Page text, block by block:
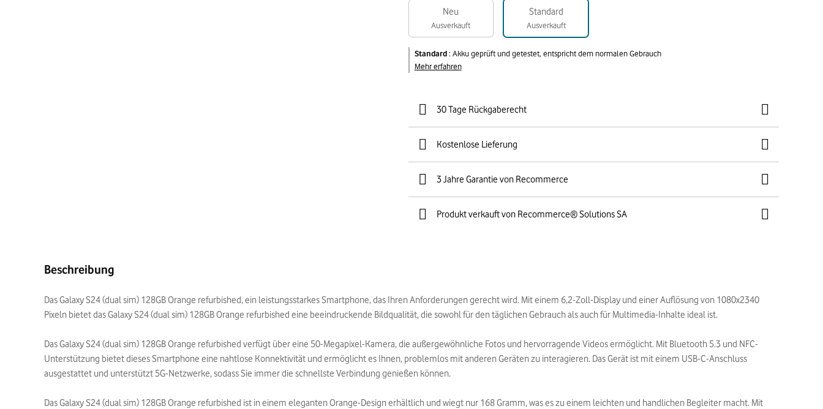
Neu
Ausverkauft
Standard
Ausverkauft
Standard: Akku geprüft und getestet, entspricht dem normalen Gebrauch
Mehr erfahren
30 Tage Rückgaberecht
Kostenlose Lieferung
3 Jahre Garantie von Recommerce
Produkt verkauft von Recommerce® Solutions SA
Beschreibung
Das Galaxy S24 (dual sim) 128GB Orange refurbished, ein leistungsstarkes Smartphone, das Ihren Anforderungen gerecht wird. Mit einem 6,2-Zoll-Display und einer Auflösung von 1080x2340
Pixeln bietet das Galaxy S24 (dual sim) 128GB Orange refurbished eine beeindruckende Bildqualität, die sowohl für den täglichen Gebrauch als auch für Multimedia-Inhalte ideal ist.
Das Galaxy S24 (dual sim) 128GB Orange refurbished verfügt über eine 50-Megapixel-Kamera, die außergewöhnliche Fotos und hervorragende Videos ermöglicht. Mit Bluetooth 5.3 und NFC-
Unterstützung bietet dieses Smartphone eine nahtlose Konnektivität und ermöglicht es Ihnen, problemlos mit anderen Geräten zu interagieren. Das Gerät ist mit einem USB-C-Anschluss
ausgestattet und unterstützt 5G-Netzwerke, sodass Sie immer die schnellste Verbindung genießen können.
Das Galaxy S24 (dual sim) 128GB Orange refurbished ist in einem eleganten Orange-Design erhältlich und wiegt nur 168 Gramm, was es zu einem leichten und handlichen Begleiter macht. Mit